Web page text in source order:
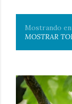
E
n
t
r
Mostrando
MOSTRAR